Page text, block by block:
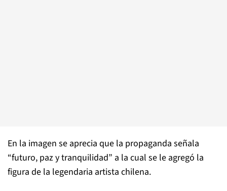
En la imagen se aprecia que la propaganda señala
“futuro, paz y tranquilidad” a la cual se le agregó la
figura de la legendaria artista chilena.